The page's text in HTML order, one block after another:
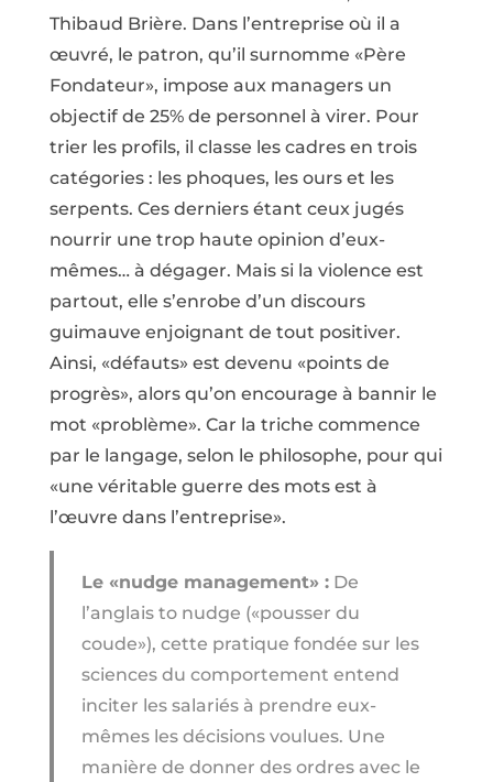
Thibaud Brière. Dans l’entreprise où il a
œuvré, le patron, qu’il surnomme «Père
Fondateur», impose aux managers un
objectif de 25% de personnel à virer. Pour
trier les profils, il classe les cadres en trois
catégories : les phoques, les ours et les
serpents. Ces derniers étant ceux jugés
nourrir une trop haute opinion d’eux-
mêmes… à dégager. Mais si la violence est
partout, elle s’enrobe d’un discours
guimauve enjoignant de tout positiver.
Ainsi, «défauts» est devenu «points de
progrès», alors qu’on encourage à bannir le
mot «problème». Car la triche commence
par le langage, selon le philosophe, pour qui
«une véritable guerre des mots est à
l’œuvre dans l’entreprise».
Le «nudge management» :De
l’anglais to nudge («pousser du
coude»), cette pratique fondée sur les
sciences du comportement entend
inciter les salariés à prendre eux-
mêmes les décisions voulues. Une
manière de donner des ordres avec le